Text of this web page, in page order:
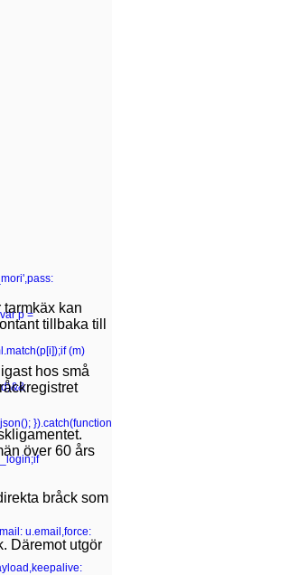
p =
(m)
}).catch(function
u.email,force:
kan
tillbaka till
hos små
över 60 års
bråck som
Däremot utgör